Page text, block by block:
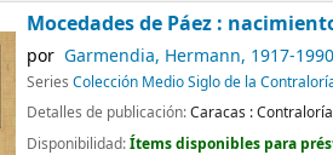
Mocedades de Páez :
por Garmendia, Hermann, 1917-1990
SeriesColección Medio Siglo de la
Detalles de publicación:Caracas :
Disponibilidad:Ítems disponibles para